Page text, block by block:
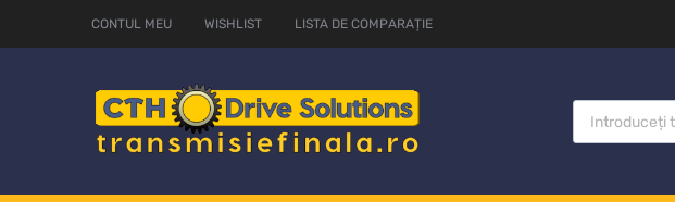
CONTUL MEU WISHLIST LISTA DE COMPARAȚIE